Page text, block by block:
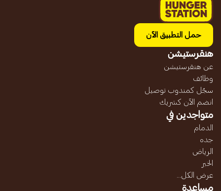
حمل التطبيق الآن
هنقرستيشن
عن هنقرستيشن
وظائف
سجّل كمندوب توصيل
انضم الآن كشريك
متواجدين في
الدمام
جده
الرياض
الخبر
عرض الكل...
مساعدة